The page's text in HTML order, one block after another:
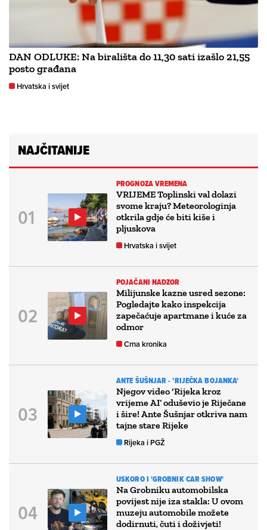
DAN ODLUKE: Na birališta do 11,30 sati izašlo 21,55
posto građana
Hrvatska i svijet
NAJČITANIJE
PROGNOZA VREMENA
VRIJEME Toplinski val dolazi
svome kraju? Meteorologinja
otkrila gdje će biti kiše i
pljuskova
Hrvatska i svijet
POJAČANI NADZOR
Milijunske kazne usred sezone:
Pogledajte kako inspekcija
zapečaćuje apartmane i kuće za
odmor
Crna kronika
ANTE ŠUŠNJAR - 'RIJEČKA BOJANKA'
Njegov video ‘Rijeka kroz
vrijeme AI’ oduševio je Riječane
i šire! Ante Šušnjar otkriva nam
tajne stare Rijeke
Rijeka i PGŽ
USKORO I 'GROBNIK CAR SHOW'
Na Grobniku automobilska
povijest nije iza stakla: U ovom
muzeju automobile možete
dodirnuti, čuti i doživjeti!